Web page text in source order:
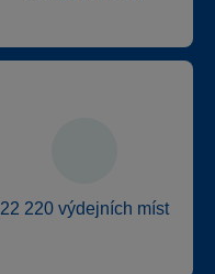
22 220 výdejních míst